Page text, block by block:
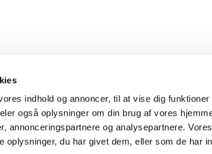
indhold og annoncer, til at vise dig
også oplysninger om din brug af vores
annonceringspartnere og analysepartnere.
oplysninger, du har givet dem, eller som de har